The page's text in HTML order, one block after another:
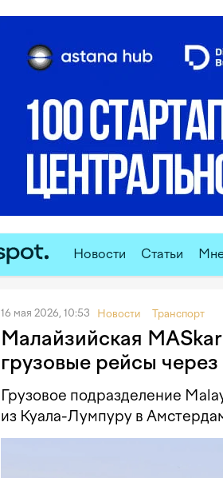
Новости Статьи
16 мая 2026, 10:53 Новости Транспорт
Малайзийская
грузовые рейсы
Грузовое подразделение
из Куала-Лумпуру в